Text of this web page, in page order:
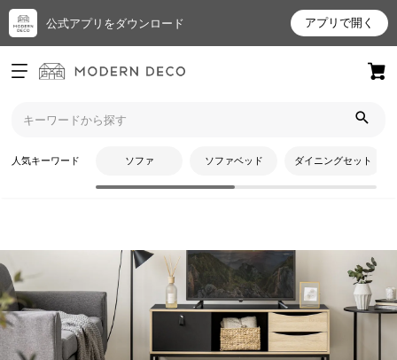
公式アプリをダウンロード アプリで開く
ログイン
新規会員登録
お
イ
テ
ム
人気キーワード ソファ ソファベッド ダイニングセット
トップ テレビ台・テレビスタンド
CATEGORY
ベーシックタイプ